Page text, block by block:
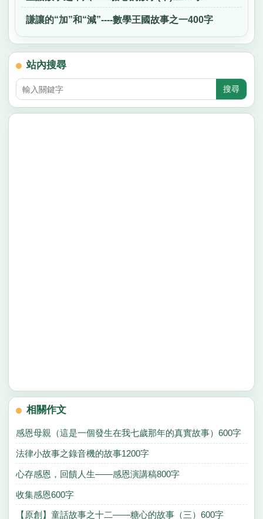
謙讓的“加”和“減”----數學王國故事之一400字
站內搜尋
相關作文
感恩母親（這是一個發生在我七歲那年的真實故事）600字
法律小故事之錄音機的故事1200字
心存感恩，回饋人生——感恩演講稿800字
收集感恩600字
【原創】童話故事之十二——糖心的故事（三）600字